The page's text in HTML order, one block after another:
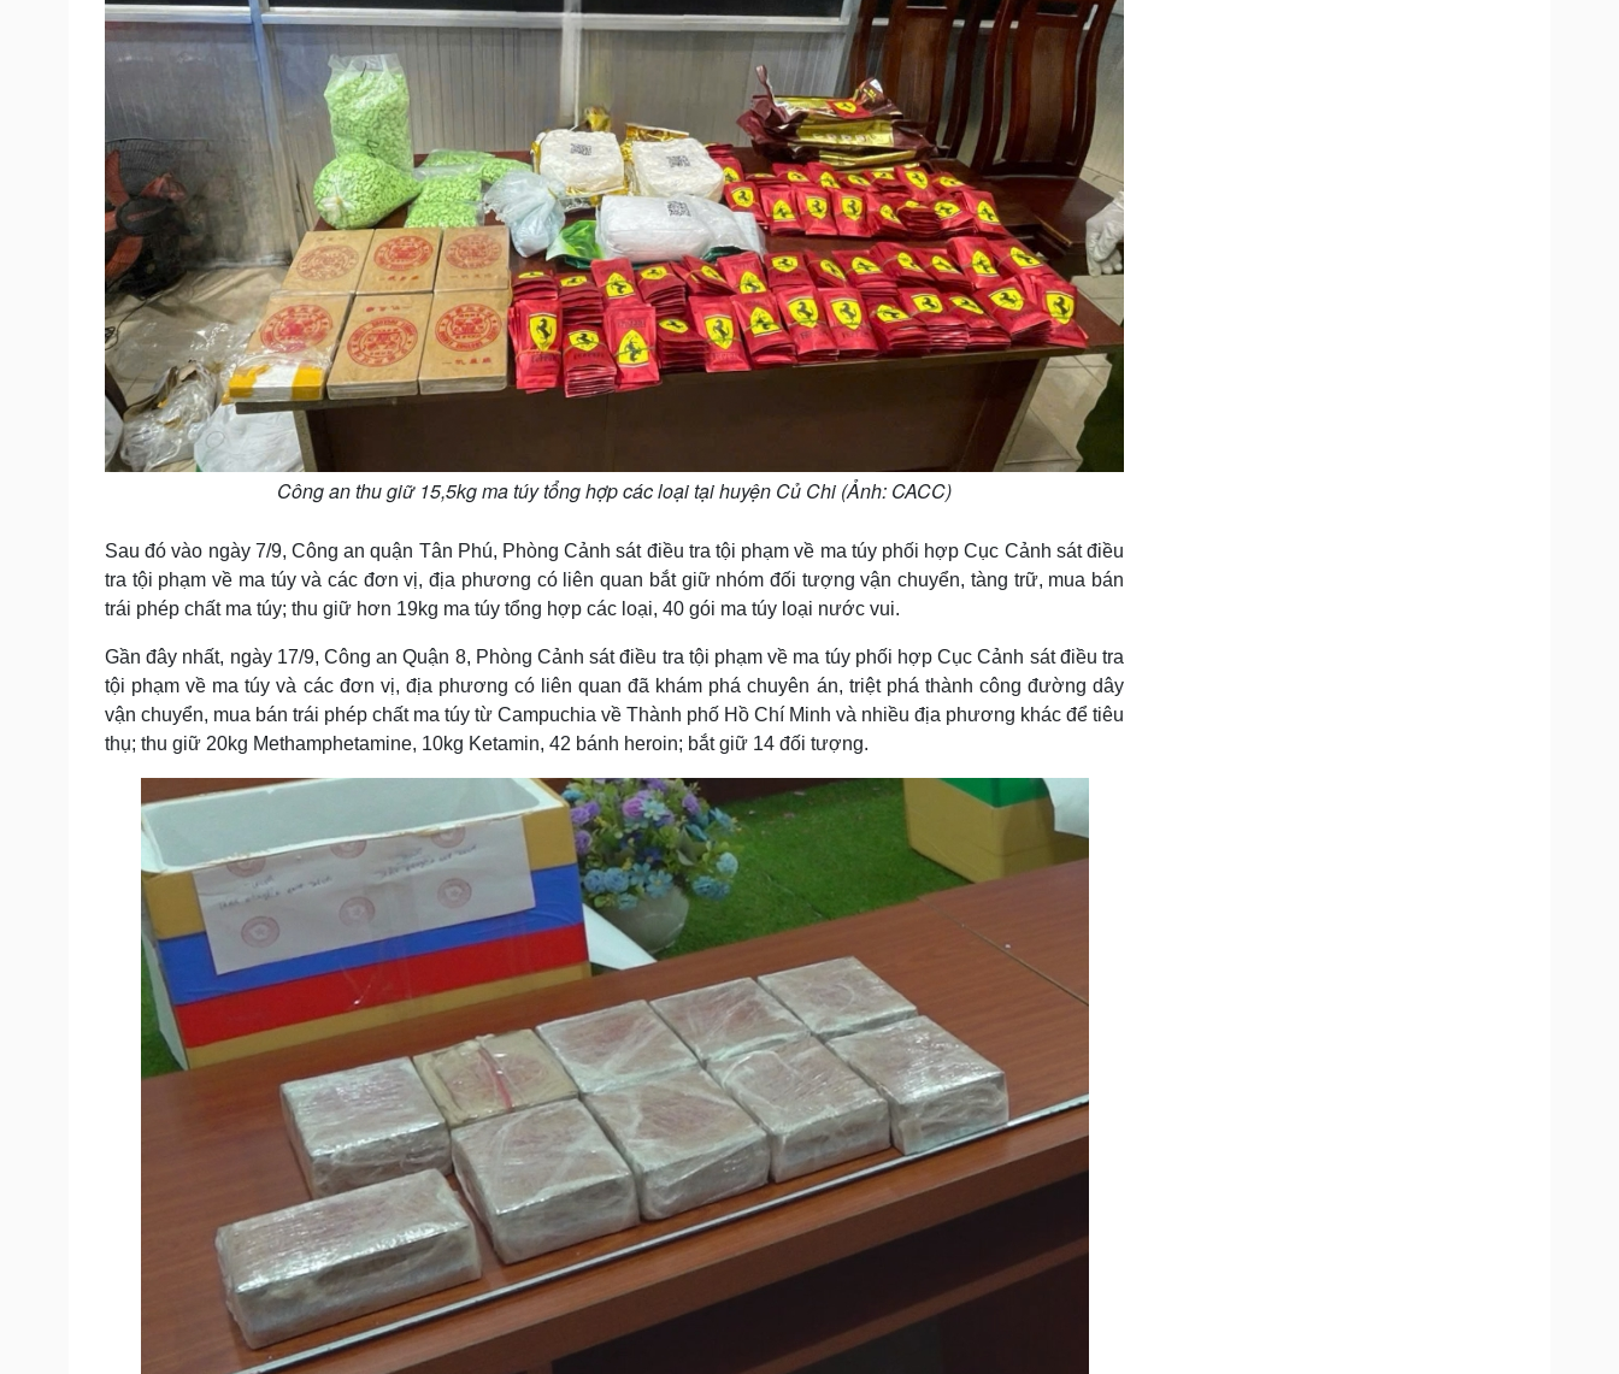
Công an thu giữ 15,5kg ma túy tổng hợp các loại tại huyện Củ Chi (Ảnh: CACC)
Sau đó vào ngày 7/9, Công an quận Tân Phú, Phòng Cảnh sát điều tra tội phạm về ma túy phối hợp Cục Cảnh sát điều
tra tội phạm về ma túy và các đơn vị, địa phương có liên quan bắt giữ nhóm đối tượng vận chuyển, tàng trữ, mua bán
trái phép chất ma túy; thu giữ hơn 19kg ma túy tổng hợp các loại, 40 gói ma túy loại nước vui.
Gần đây nhất, ngày 17/9, Công an Quận 8, Phòng Cảnh sát điều tra tội phạm về ma túy phối hợp Cục Cảnh sát điều tra
tội phạm về ma túy và các đơn vị, địa phương có liên quan đã khám phá chuyên án, triệt phá thành công đường dây
vận chuyển, mua bán trái phép chất ma túy từ Campuchia về Thành phố Hồ Chí Minh và nhiều địa phương khác để tiêu
thụ; thu giữ 20kg Methamphetamine, 10kg Ketamin, 42 bánh heroin; bắt giữ 14 đối tượng.